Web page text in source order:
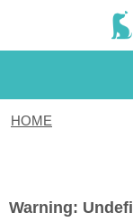
HOME
Warning: